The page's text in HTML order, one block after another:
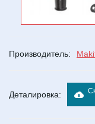
Производитель:
Деталировка: